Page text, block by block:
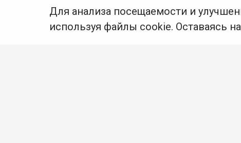
Для анализа посещаемости и
используя файлы cookie. Оставаясь